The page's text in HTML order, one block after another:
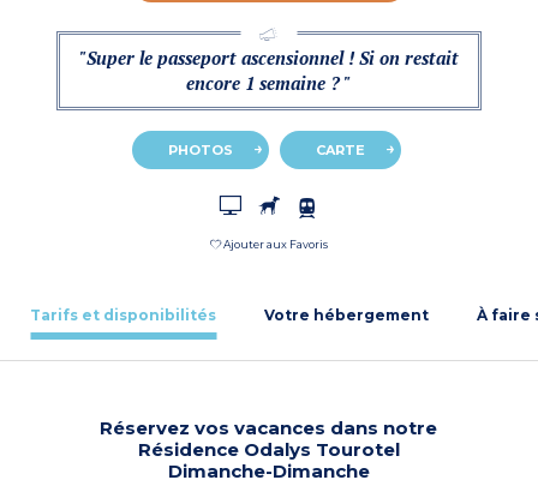
"Super le passeport ascensionnel ! Si on restait
encore 1 semaine ? "
PHOTOS CARTE
Ajouter aux Favoris
Tarifs et disponibilités Votre hébergement À faire
Réservez vos vacances dans notre
Résidence Odalys Tourotel
Dimanche-Dimanche